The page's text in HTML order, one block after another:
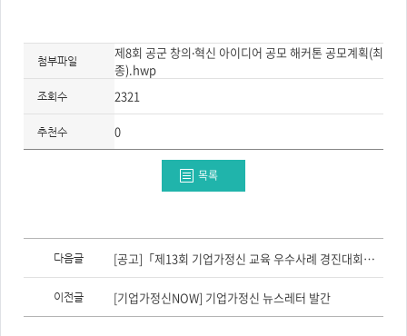
첨부파일
제8회 공군 창의‧혁신 아이디어 공모 해커톤 공모계획(최
종).hwp
조회수 2321
추천수 0
목록
이
다
다음글 [공고]「제13회 기업가정신 교육 우수사례 경진대회」 참가자 모집(~8/14)
이전글 [기업가정신NOW] 기업가정신 뉴스레터 발간